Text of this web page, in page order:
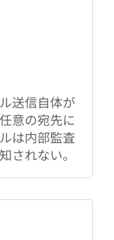
送信自体が
意の宛先に
は内部監査
されない。